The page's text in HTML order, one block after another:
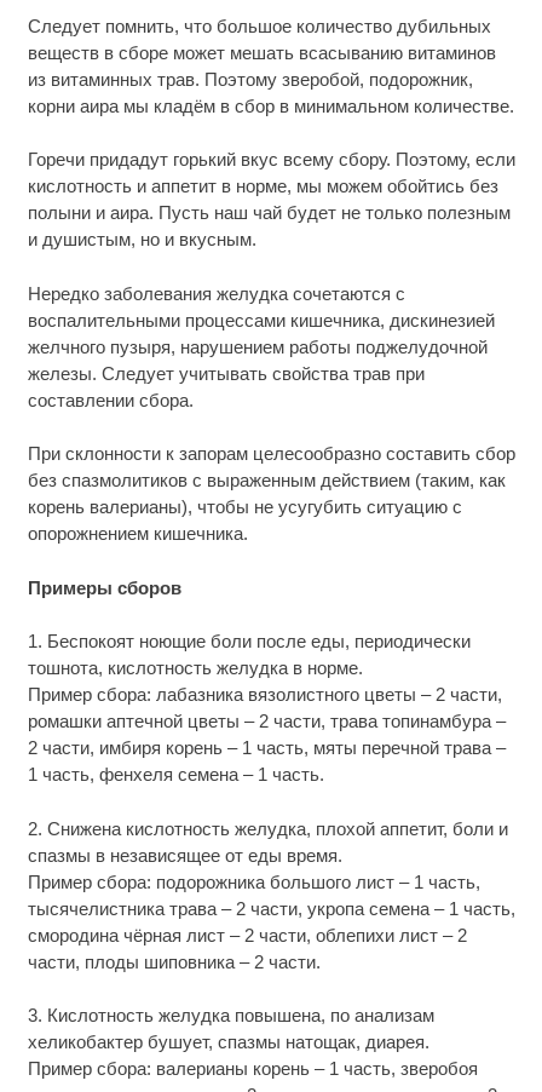
Следует помнить, что большое количество дубильных
веществ в сборе может мешать всасыванию витаминов
из витаминных трав. Поэтому зверобой, подорожник,
корни аира мы кладём в сбор в минимальном количестве.
Горечи придадут горький вкус всему сбору. Поэтому, если
кислотность и аппетит в норме, мы можем обойтись без
полыни и аира. Пусть наш чай будет не только полезным
и душистым, но и вкусным.
Нередко заболевания желудка сочетаются с
воспалительными процессами кишечника, дискинезией
желчного пузыря, нарушением работы поджелудочной
железы. Следует учитывать свойства трав при
составлении сбора.
При склонности к запорам целесообразно составить сбор
без спазмолитиков с выраженным действием (таким, как
корень валерианы), чтобы не усугубить ситуацию с
опорожнением кишечника.
Примеры сборов
1. Беспокоят ноющие боли после еды, периодически
тошнота, кислотность желудка в норме.
Пример сбора: лабазника вязолистного цветы – 2 части,
ромашки аптечной цветы – 2 части, трава топинамбура –
2 части, имбиря корень – 1 часть, мяты перечной трава –
1 часть, фенхеля семена – 1 часть.
2. Снижена кислотность желудка, плохой аппетит, боли и
спазмы в независящее от еды время.
Пример сбора: подорожника большого лист – 1 часть,
тысячелистника трава – 2 части, укропа семена – 1 часть,
смородина чёрная лист – 2 части, облепихи лист – 2
части, плоды шиповника – 2 части.
3. Кислотность желудка повышена, по анализам
хеликобактер бушует, спазмы натощак, диарея.
Пример сбора: валерианы корень – 1 часть, зверобоя